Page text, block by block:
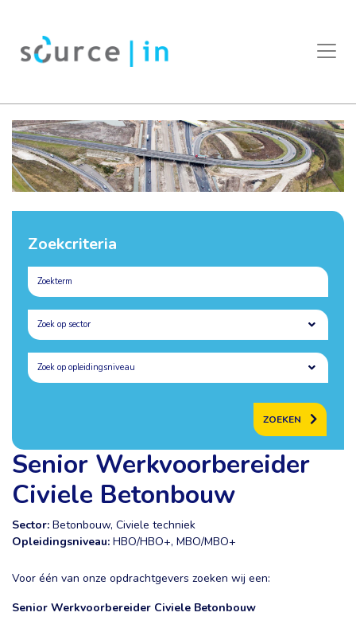
Zoekcriteria
ZOEKEN
Senior Werkvoorbereider
Civiele Betonbouw
Sector: Betonbouw, Civiele techniek
Opleidingsniveau: HBO/HBO+, MBO/MBO+
Voor één van onze opdrachtgevers zoeken wij een:
Senior Werkvoorbereider Civiele Betonbouw